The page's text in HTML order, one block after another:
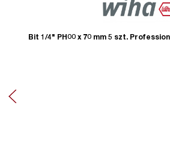
Bit 1/4" PH00 x 70 mm 5 szt.